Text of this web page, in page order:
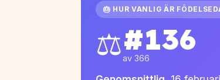
🎂 HUR VANLIG ÄR
⚖️#136
av 366